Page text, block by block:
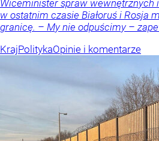
Wiceminister spraw wewnętrznych
w ostatnim czasie Białoruś i Rosja
granicę. – My nie odpuścimy –
KrajPolitykaOpinie i komentarze